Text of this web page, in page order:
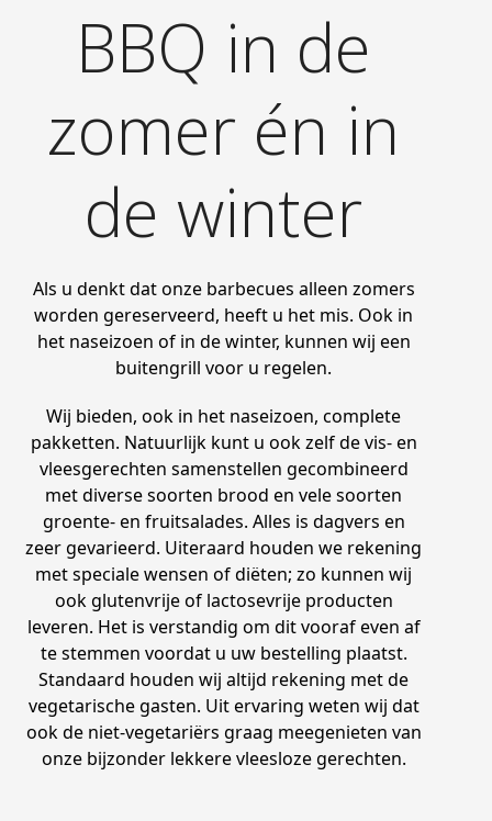
BBQ in de
zomer én in
de winter
Als u denkt dat onze barbecues alleen zomers
worden gereserveerd, heeft u het mis. Ook in
het naseizoen of in de winter, kunnen wij een
buitengrill voor u regelen.
Wij bieden, ook in het naseizoen, complete
pakketten. Natuurlijk kunt u ook zelf de vis- en
vleesgerechten samenstellen gecombineerd
met diverse soorten brood en vele soorten
groente- en fruitsalades. Alles is dagvers en
zeer gevarieerd. Uiteraard houden we rekening
met speciale wensen of diëten; zo kunnen wij
ook glutenvrije of lactosevrije producten
leveren. Het is verstandig om dit vooraf even af
te stemmen voordat u uw bestelling plaatst.
Standaard houden wij altijd rekening met de
vegetarische gasten. Uit ervaring weten wij dat
ook de niet-vegetariërs graag meegenieten van
onze bijzonder lekkere vleesloze gerechten.